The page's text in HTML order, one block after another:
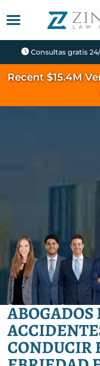
Consultas gratis
Recent $15.4M
ABOGADOS
CONDUCIR